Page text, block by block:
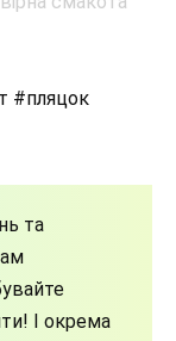
#пляцок
та
І окрема